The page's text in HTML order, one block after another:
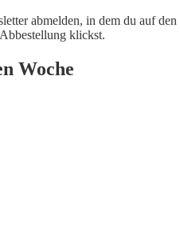
abmelden, in dem du auf den
klickst.
Woche